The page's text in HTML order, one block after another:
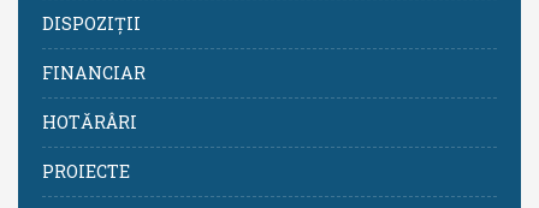
DISPOZIȚII
FINANCIAR
HOTĂRÂRI
PROIECTE